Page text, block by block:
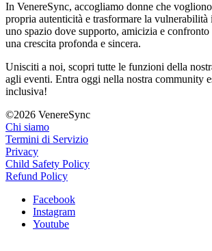
In VenereSync, accogliamo donne che
propria autenticità e trasformare la
uno spazio dove supporto, amicizia e
una crescita profonda e sincera.
Unisciti a noi, scopri tutte le funzioni della
agli eventi. Entra oggi nella nostra community
inclusiva!
©2026 VenereSync
Chi siamo
Termini di Servizio
Privacy
Child Safety Policy
Refund Policy
Facebook
Instagram
Youtube